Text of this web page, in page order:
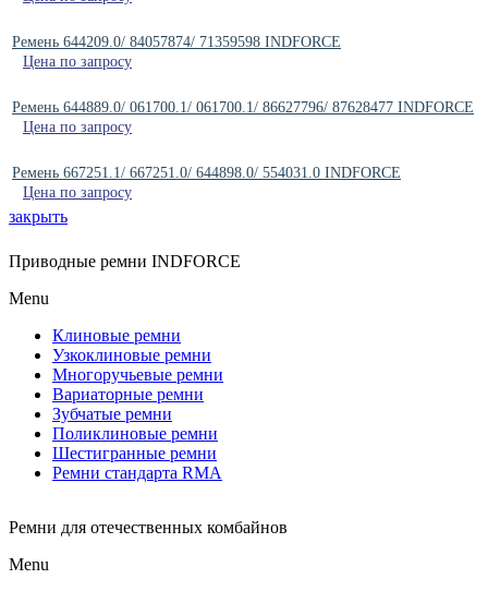
Ремень 644209.0/ 84057874/ 71359598 INDFORCE
Цена по запросу
Ремень 644889.0/ 061700.1/ 061700.1/ 86627796/ 87628477 INDFORCE
Цена по запросу
Ремень 667251.1/ 667251.0/ 644898.0/ 554031.0 INDFORCE
Цена по запросу
закрыть
Приводные ремни INDFORCE
Menu
Клиновые ремни
Узкоклиновые ремни
Многоручьевые ремни
Вариаторные ремни
Зубчатые ремни
Поликлиновые ремни
Шестигранные ремни
Ремни стандарта RMA
Ремни для отечественных комбайнов
Menu